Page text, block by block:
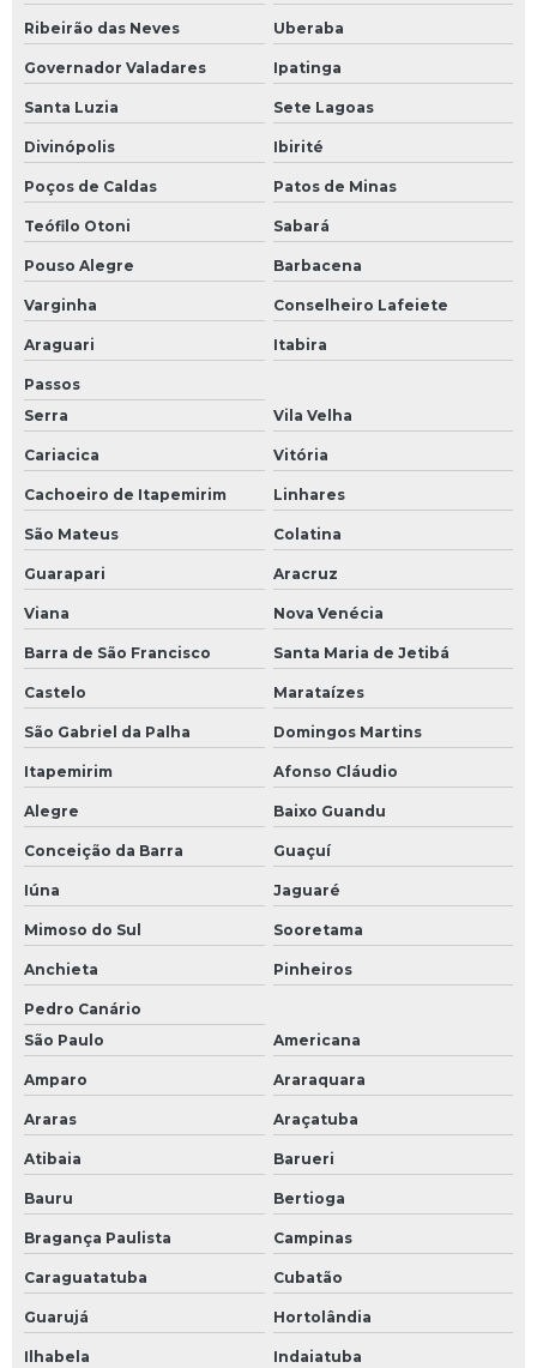
Ribeirão das Neves Uberaba
Governador Valadares Ipatinga
Santa Luzia Sete Lagoas
Divinópolis Ibirité
Poços de Caldas Patos de Minas
Teófilo Otoni Sabará
Pouso Alegre Barbacena
Varginha Conselheiro Lafeiete
Araguari Itabira
Passos
Serra
Vila Velha
Cariacica Vitória
Cachoeiro de Itapemirim Linhares
São Mateus Colatina
Guarapari Aracruz
Viana Nova Venécia
Barra de São Francisco Santa Maria de Jetibá
Castelo Marataízes
São Gabriel da Palha Domingos Martins
Itapemirim Afonso Cláudio
Alegre Baixo Guandu
Conceição da Barra Guaçuí
Iúna Jaguaré
Mimoso do Sul Sooretama
Anchieta Pinheiros
Pedro Canário
São Paulo
Americana
Amparo Araraquara
Araras Araçatuba
Atibaia Barueri
Bauru Bertioga
Bragança Paulista Campinas
Caraguatatuba Cubatão
Guarujá Hortolândia
Ilhabela Indaiatuba